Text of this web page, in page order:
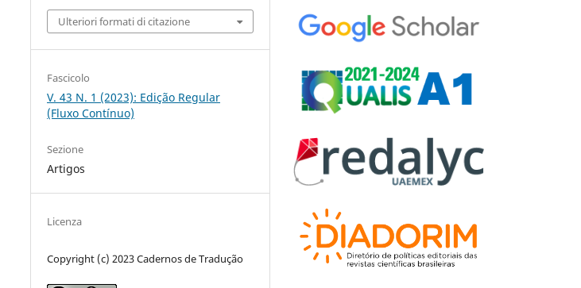
Ulteriori formati di citazione
Fascicolo
V. 43 N. 1 (2023): Edição Regular
(Fluxo Contínuo)
Sezione
Artigos
Licenza
Copyright (c) 2023 Cadernos de Tradução